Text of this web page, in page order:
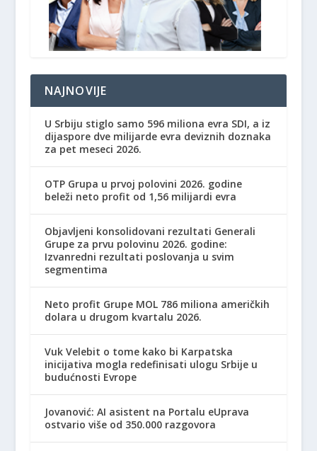
NAJNOVIJE
U Srbiju stiglo samo 596 miliona evra SDI, a iz
dijaspore dve milijarde evra deviznih doznaka
za pet meseci 2026.
OTP Grupa u prvoj polovini 2026. godine
beleži neto profit od 1,56 milijardi evra
Objavljeni konsolidovani rezultati Generali
Grupe za prvu polovinu 2026. godine:
Izvanredni rezultati poslovanja u svim
segmentima
Neto profit Grupe MOL 786 miliona američkih
dolara u drugom kvartalu 2026.
Vuk Velebit o tome kako bi Karpatska
inicijativa mogla redefinisati ulogu Srbije u
budućnosti Evrope
Jovanović: AI asistent na Portalu eUprava
ostvario više od 350.000 razgovora